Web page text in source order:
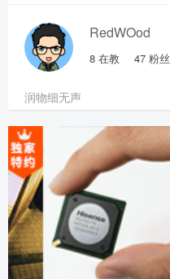
RedWOod
8 在教 47 粉丝
润物细无声